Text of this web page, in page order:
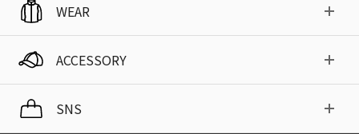
WEAR
ACCESSORY
SNS